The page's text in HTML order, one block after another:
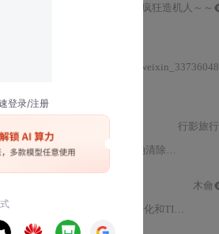
始化
疯狂造机人～～
weixin_33736048
、中断优先级设定及标志位正确清除方法、环形缓冲区设计与超时检测机制，并提供波特率校验、示波器实测、SWD日志
行影旅行
码示例详细展示了 口初始化和TIM3
木龠